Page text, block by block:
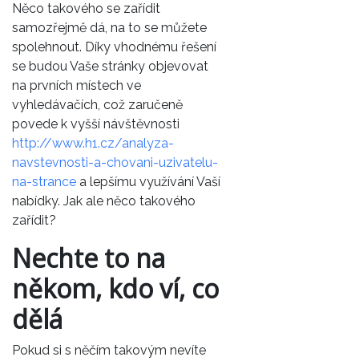
Něco takového se zařídit
samozřejmě dá, na to se můžete
spolehnout. Díky vhodnému řešení
se budou Vaše stránky objevovat
na prvních místech ve
vyhledávačích, což zaručeně
povede k vyšší návštěvnosti
http://www.h1.cz/analyza-
navstevnosti-a-chovani-uzivatelu-
na-strance a lepšímu využívání Vaší
nabídky. Jak ale něco takového
zařídit?
Nechte to na
někom, kdo ví, co
dělá
Pokud si s něčím takovým nevíte